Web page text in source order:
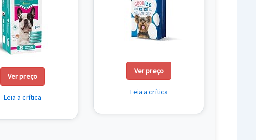
Ver preço
Leia a crítica
Ver preço
Leia a crítica